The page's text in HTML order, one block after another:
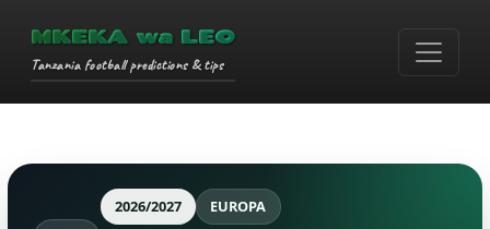
MKEKA wa LEO
Tanzania football predictions & tips
2026/2027 EUROPA